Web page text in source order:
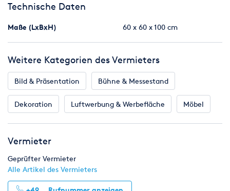
Technische Daten
Maße (LxBxH) 60 x 60 x 100 cm
Weitere Kategorien des Vermieters
Bild & Präsentation Bühne & Messestand
Dekoration Luftwerbung & Werbefläche Möbel
Vermieter
Geprüfter Vermieter
Alle Artikel des Vermieters